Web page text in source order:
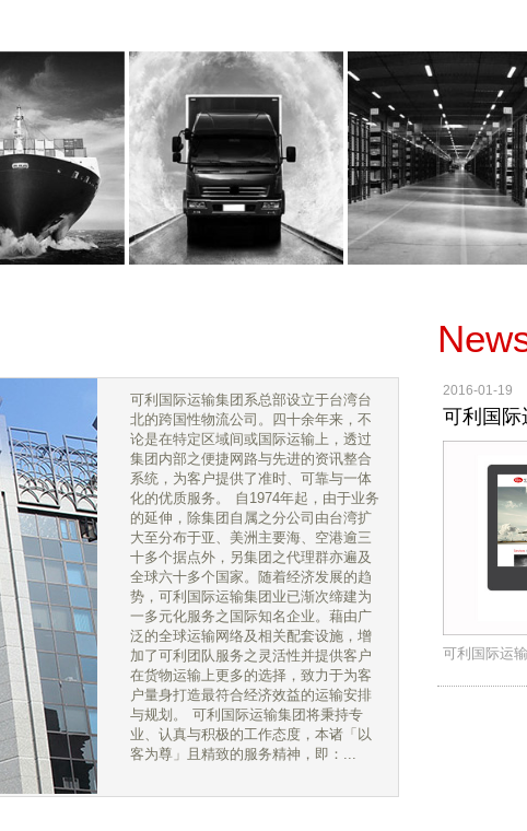
可利国际运输集团系总部设立于台湾台
北的跨国性物流公司。四十余年来，不
论是在特定区域间或国际运输上，透过
集团内部之便捷网路与先进的资讯整合
系统，为客户提供了准时、可靠与一体
化的优质服务。 自1974年起，由于业务
的延伸，除集团自属之分公司由台湾扩
大至分布于亚、美洲主要海、空港逾三
十多个据点外，另集团之代理群亦遍及
全球六十多个国家。随着经济发展的趋
势，可利国际运输集团业已渐次缔建为
一多元化服务之国际知名企业。藉由广
泛的全球运输网络及相关配套设施，增
加了可利团队服务之灵活性并提供客户
在货物运输上更多的选择，致力于为客
户量身打造最符合经济效益的运输安排
与规划。 可利国际运输集团将秉持专
业、认真与积极的工作态度，本诸「以
客为尊」且精致的服务精神，即：...
2016-01-19
可利国
可利国际运